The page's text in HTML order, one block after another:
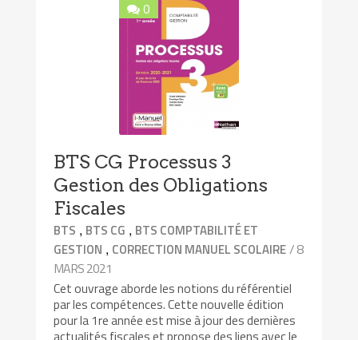
0
BTS CG Processus 3
Gestion des Obligations
Fiscales
BTS , BTS CG , BTS COMPTABILITÉ ET
GESTION , CORRECTION MANUEL SCOLAIRE/ 8
MARS 2021
Cet ouvrage aborde les notions du référentiel
par les compétences. Cette nouvelle édition
pour la 1re année est mise à jour des dernières